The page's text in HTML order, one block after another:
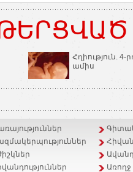
Հղիություն. 4-
ամիս